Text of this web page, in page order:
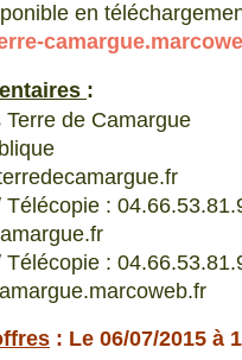
en
:
de Camargue
:
:
: Le 06/07/2015 à